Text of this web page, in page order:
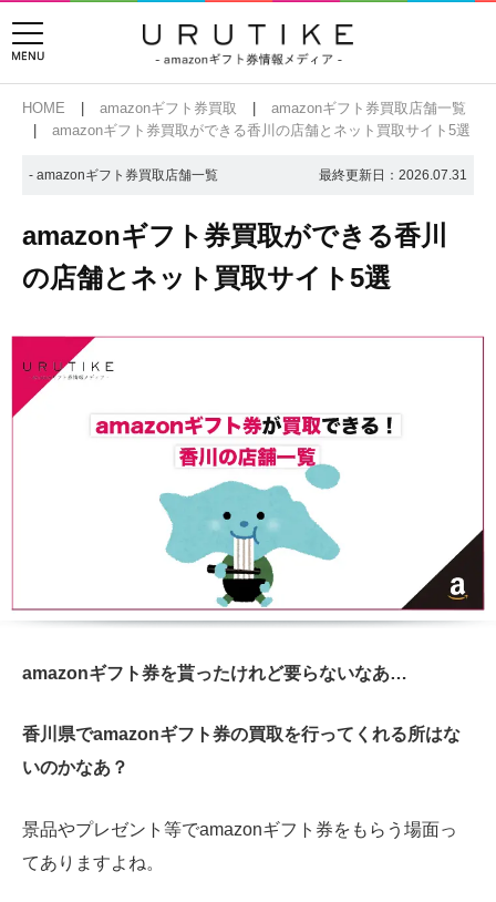
HOME amazonギフト券買取
amazonギフト券買取店舗一覧
amazonギフト券買取ができる香川の店舗とネット買取サイト5選
- amazonギフト券買取店舗一覧 最終更新日： 2026.07.31
amazonギフト券買取ができる香川
の店舗とネット買取サイト5選
amazonギフト券を貰ったけれど要らないなあ…
香川県でamazonギフト券の買取を行ってくれる所はな
いのかなあ？
景品やプレゼント等でamazonギフト券をもらう場面っ
てありますよね。